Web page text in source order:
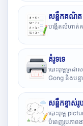
សន្លឹកគណិត
បង្កើតលំហាត់
គំរូទទេ
បោះពុម្ពក្រដ
Gong និងបន្
សន្លឹកខ្ទាស់រូ
បោះពុម្ព
បំពេញរូបភាព